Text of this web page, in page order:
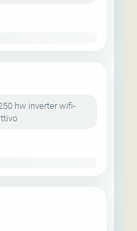
hw inverter wifi-